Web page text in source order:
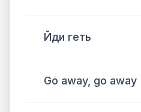
Йди геть
Go away, go away